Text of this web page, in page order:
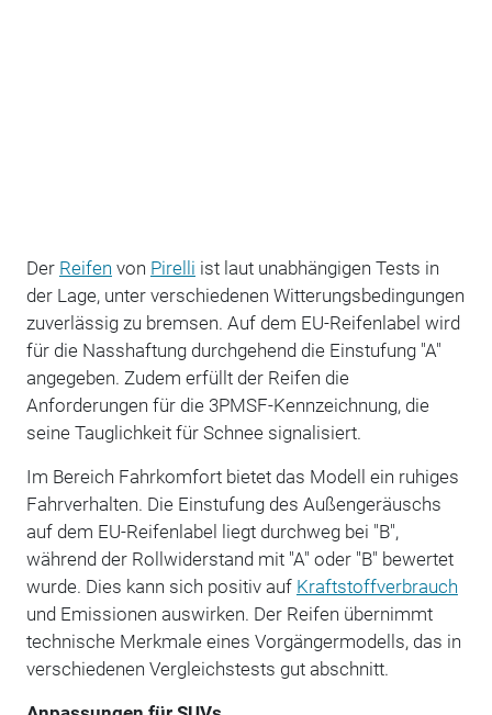
Der Reifen von Pirelli ist laut unabhängigen Tests in
der Lage, unter verschiedenen Witterungsbedingungen
zuverlässig zu bremsen. Auf dem EU-Reifenlabel wird
für die Nasshaftung durchgehend die Einstufung "A"
angegeben. Zudem erfüllt der Reifen die
Anforderungen für die 3PMSF-Kennzeichnung, die
seine Tauglichkeit für Schnee signalisiert.
Im Bereich Fahrkomfort bietet das Modell ein ruhiges
Fahrverhalten. Die Einstufung des Außengeräuschs
auf dem EU-Reifenlabel liegt durchweg bei "B",
während der Rollwiderstand mit "A" oder "B" bewertet
wurde. Dies kann sich positiv auf Kraftstoffverbrauch
und Emissionen auswirken. Der Reifen übernimmt
technische Merkmale eines Vorgängermodells, das in
verschiedenen Vergleichstests gut abschnitt.